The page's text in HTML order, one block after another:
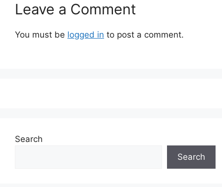
Leave a Comment
You must be logged in to post a comment.
Search
Search